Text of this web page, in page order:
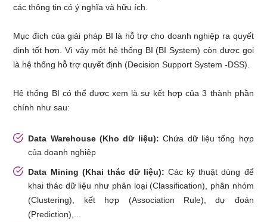
các thông tin có ý nghĩa và hữu ích.
Mục đích của giải pháp BI là hỗ trợ cho doanh nghiệp ra quyết
định tốt hơn. Vì vậy một hệ thống BI (BI System) còn được gọi
là hệ thống hỗ trợ quyết định (Decision Support System -DSS).
Hệ thống BI có thể được xem là sự kết hợp của 3 thành phần
chính như sau:
Data Warehouse (Kho dữ liệu): Chứa dữ liệu tổng hợp
của doanh nghiệp
Data Mining (Khai thác dữ liệu): Các kỹ thuật dùng để
khai thác dữ liệu như phân loại (Classification), phân nhóm
(Clustering), kết hợp (Association Rule), dự đoán
(Prediction),...